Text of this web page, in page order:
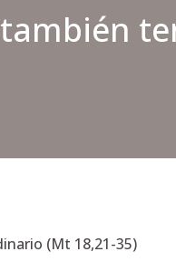
(Mt 18,21-35)